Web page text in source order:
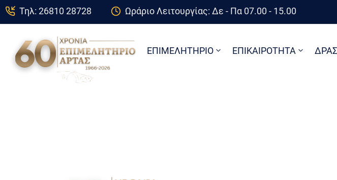
Τηλ: 26810 28728 Ωράριο Λειτουργίας: Δε - Πα 07.00 - 15.00
ΕΠΙΜΕΛΗΤΗΡΙΟ ΕΠΙΚΑΙΡΟΤΗΤΑ